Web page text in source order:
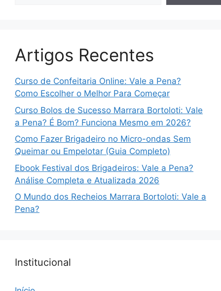
Artigos Recentes
Curso de Confeitaria Online: Vale a Pena?
Como Escolher o Melhor Para Começar
Curso Bolos de Sucesso Marrara Bortoloti: Vale
a Pena? É Bom? Funciona Mesmo em 2026?
Como Fazer Brigadeiro no Micro-ondas Sem
Queimar ou Empelotar (Guia Completo)
Ebook Festival dos Brigadeiros: Vale a Pena?
Análise Completa e Atualizada 2026
O Mundo dos Recheios Marrara Bortoloti: Vale a
Pena?
Institucional